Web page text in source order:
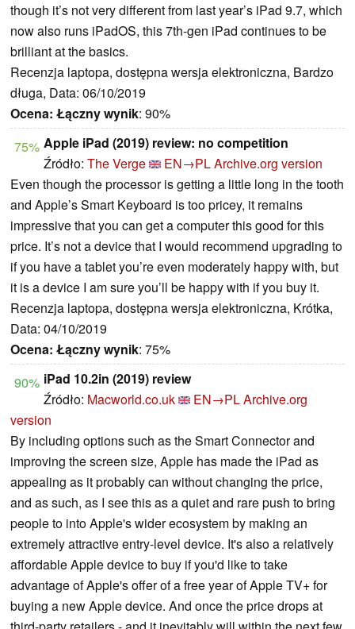
though it’s not very different from last year’s iPad 9.7, which
now also runs iPadOS, this 7th-gen iPad continues to be
brilliant at the basics.
Recenzja laptopa, dostępna wersja elektroniczna, Bardzo
długa, Data: 06/10/2019
Ocena: Łączny wynik: 90%
75% Apple iPad (2019) review: no competition
Źródło: The Verge EN→PLArchive.org version
Even though the processor is getting a little long in the tooth
and Apple’s Smart Keyboard is too pricey, it remains
impressive that you can get a computer this good for this
price. It’s not a device that I would recommend upgrading to
if you have a tablet you’re even moderately happy with, but
it is a device I am sure you’ll be happy with if you buy it.
Recenzja laptopa, dostępna wersja elektroniczna, Krótka,
Data: 04/10/2019
Ocena: Łączny wynik: 75%
90% iPad 10.2in (2019) review
Źródło: Macworld.co.uk EN→PLArchive.org
version
By including options such as the Smart Connector and
improving the screen size, Apple has made the iPad as
appealing as it probably can without changing the price,
and as such, as I see this as a quiet and rare push to bring
people to into Apple's wider ecosystem by making an
extremely attractive entry-level device. It's also a relatively
affordable Apple device to buy if you'd like to take
advantage of Apple's offer of a free year of Apple TV+ for
buying a new Apple device. And once the price drops at